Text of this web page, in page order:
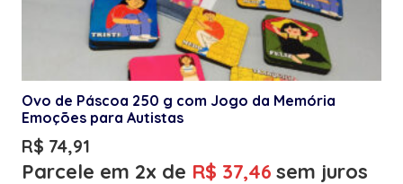
Ovo de Páscoa 250 g com Jogo da Memória
Emoções para Autistas
R$ 74,91
Parcele em 2x de R$ 37,46 sem juros